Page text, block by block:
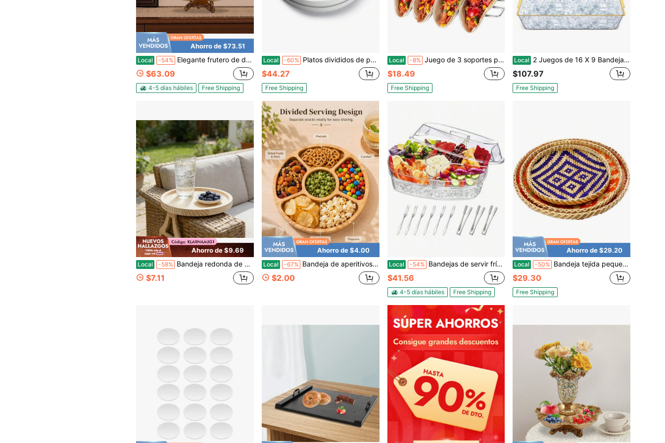
Ahorro de $73.51
Local -54% Elegante frutero de doble capa, bandeja de aperitivos de resina con 5 compartimentos, fuente decorativa para servir en la cocina, mesa de comedor, fiestas y exhibiciones
$63.09
4-5 días hábiles Free Shipping
Local -60% Platos divididos de porcelana para servir, bandeja de aperitivos, tazones para servir en fiestas - Perfectos para chips y dip, verduras, dulces y aperitivos, color blanco
$44.27
Free Shipping
Local -8% Juego de 3 soportes para tacos, soporte de acero inoxidable para tortillas de taco, bandejas para barra de tacos como regalo, cada una sostiene 4 tacos, apto para horno, lavavajillas y parrilla
$18.49
Free Shipping
Local 2 Juegos de 16 X 9 Bandejas de Servir Plásticas Enfriadas para Fiestas con Compartimentos, Bandeja de Fiesta Enfriada con Hielo, Tabla de Servir de Charcutería, Plato Frío para Frutas, Mariscos, Verduras y Aperitivos con Borde Dorado
$107.97
Free Shipping
Ahorro de $9.69
Local -58% Bandeja redonda de madera, bandeja para reposabrazos de sofá, mesa plegable de madera para reposabrazos de sofá, mesa auxiliar con portavasos para bebidas, teléfono, desayuno, etc. (No apta para contacto con alimentos)
$7.11
Ahorro de $4.00
Local -67% Bandeja de aperitivos versátil, plato de servicio amigable para regalo de anfitriona, organizador práctico con divisiones y compartimentos profundos para frutas, frutos secos, dulces, cuenco, vajilla y accesorios de cocina
$2.00
Local -54% Bandejas de servir frías, bandeja de verduras frías con tapa, bandejas y bandejas de servir frías para viajar, bandeja de frutas, bandeja de aperitivos y snacks de frutas que mantiene los alimentos frescos
$41.56
4-5 días hábiles Free Shipping
Ahorro de $29.20
Local -50% Bandeja tejida pequeña redonda cesta contenedor de alimentos con asas para servir y almacenar en la encimera de la cocina y la mesa del comedor
$29.30
Free Shipping